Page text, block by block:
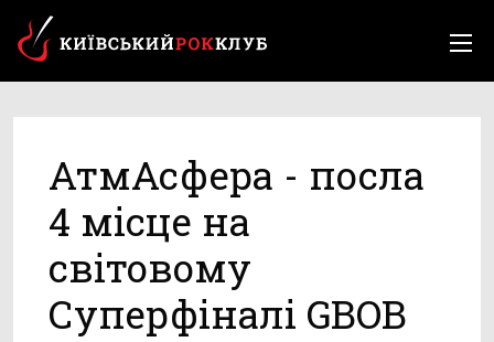
АтмАсфера - посла
4 місце на
світовому
Суперфіналі GBOB